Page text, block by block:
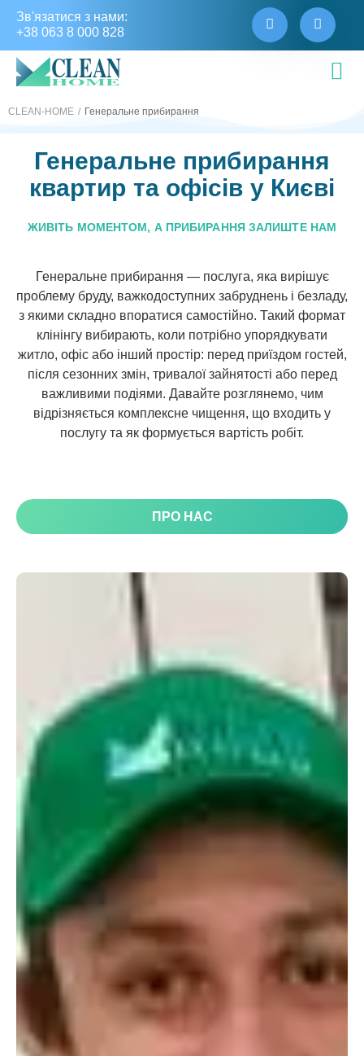
Зв'язатися з нами:
+38 063 8 000 828
CLEAN-HOME Генеральне прибирання
Генеральне прибирання
квартир та офісів у Києві
ЖИВІТЬ МОМЕНТОМ, А ПРИБИРАННЯ ЗАЛИШТЕ НАМ
Генеральне прибирання — послуга, яка вирішує
проблему бруду, важкодоступних забруднень і безладу,
з якими складно впоратися самостійно. Такий формат
клінінгу вибирають, коли потрібно упорядкувати
житло, офіс або інший простір: перед приїздом гостей,
після сезонних змін, тривалої зайнятості або перед
важливими подіями. Давайте розглянемо, чим
відрізняється комплексне чищення, що входить у
послугу та як формується вартість робіт.
ПРО НАС